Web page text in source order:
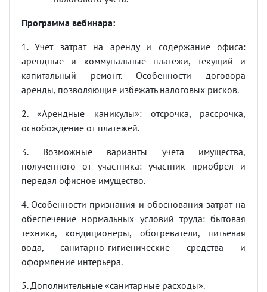
Программа вебинара:
1. Учет затрат на аренду и содержание офиса:
арендные и коммунальные платежи, текущий и
капитальный ремонт. Особенности договора
аренды, позволяющие избежать налоговых рисков.
2. «Арендные каникулы»: отсрочка, рассрочка,
освобождение от платежей.
3. Возможные варианты учета имущества,
полученного от участника: участник приобрел и
передал офисное имущество.
4. Особенности признания и обоснования затрат на
обеспечение нормальных условий труда: бытовая
техника, кондиционеры, обогреватели, питьевая
вода, санитарно-гигиенические средства и
оформление интерьера.
5. Дополнительные «санитарные расходы».